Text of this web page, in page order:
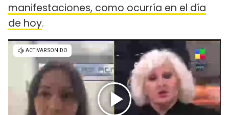
manifestaciones, como ocurría en el día
de hoy.